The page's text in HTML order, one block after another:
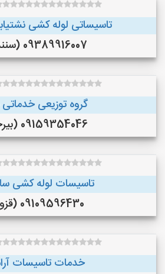
تاسیساتی لوله کشی
09389916007 (سنندج )
گروه توزیعی خدماتی
09159354046 (بیرجند )
تاسیسات لوله کشی
09109596430 (قزوین)
خدمات تاسیسات